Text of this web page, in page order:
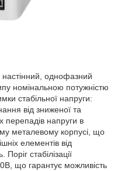
настінний, однофазний
номінальною потужністю
стабільної напруги:
від зниженої та
перепадів напруги в
металевому корпусі, що
елементів від
стабілізації
що гарантує можливість